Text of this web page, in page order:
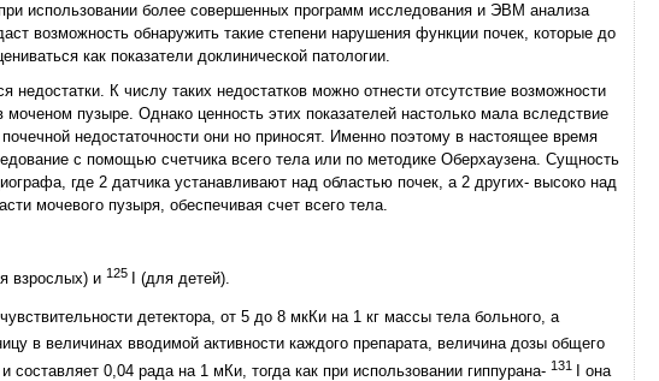
использовании более совершенных программ исследования и ЭВМ анализа
возможность обнаружить такие степени нарушения функции почек, которые до
как показатели доклинической патологии.
К числу таких недостатков можно отнести отсутствие возможности
пузыре. Однако ценность этих показателей настолько мала вследствие
недостаточности они но приносят. Именно поэтому в настоящее время
с помощью счетчика всего тела или по методике Оберхаузена. Сущность
где 2 датчика устанавливают над областью почек, а 2 других- высоко над
мочевого пузыря, обеспечивая счет всего тела.
взрослых) и 125 I (для детей).
детектора, от 5 до 8 мкКи на 1 кг массы тела больного, а
в величинах вводимой активности каждого препарата, величина дозы общего
составляет 0,04 рада на 1 мКи, тогда как при использовании гиппурана- 131 I она